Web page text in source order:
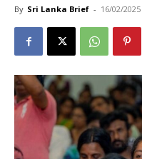
By Sri Lanka Brief - 16/02/2025